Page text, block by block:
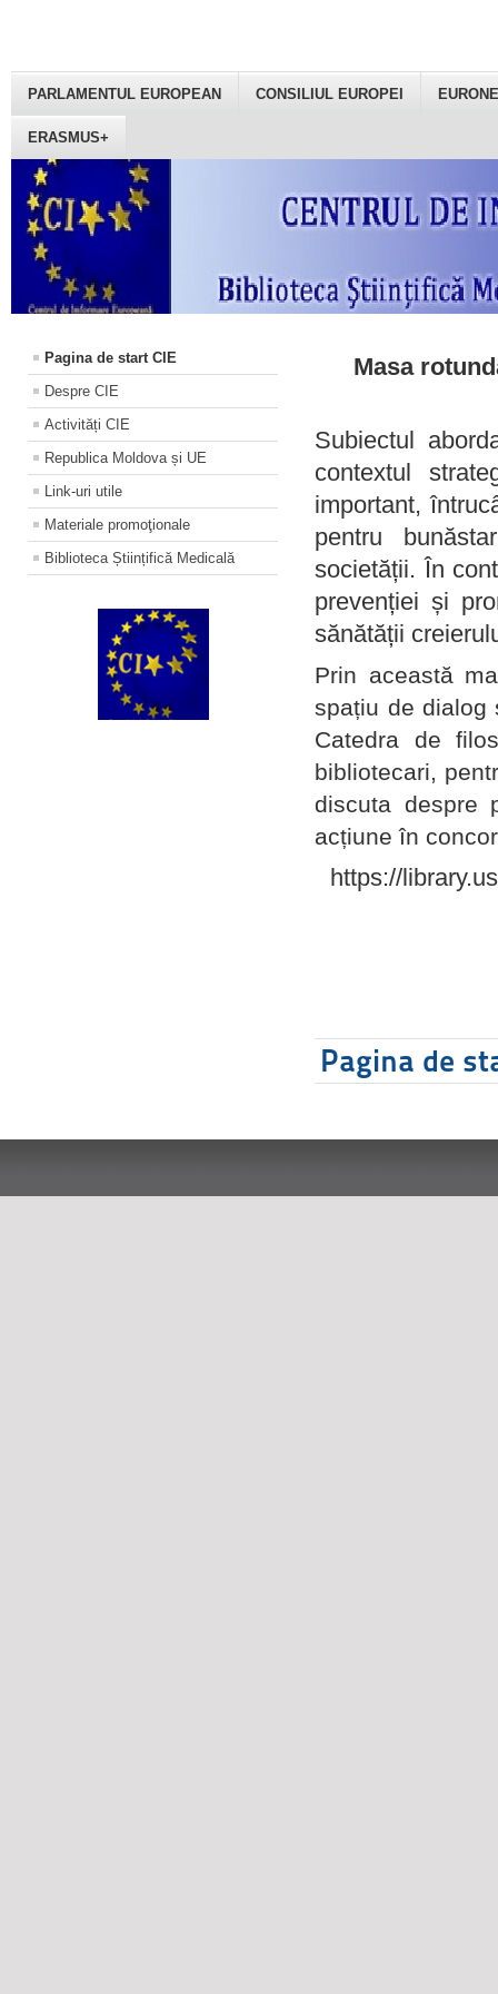
PARLAMENTUL EUROPEAN CONSILIUL EUROPEI
ERASMUS+
Pagina de start CIE
Despre CIE
Activități CIE
Republica Moldova și UE
Link-uri utile
Materiale promoţionale
Biblioteca Științifică Medicală
Masa
Subiectul
contextul
important,
pentru
societății. În
prevenției și
sănătății
Prin această
spațiu de dialog
Catedra de
bibliotecari,
discuta despre
acțiune în
https://
Pagina de